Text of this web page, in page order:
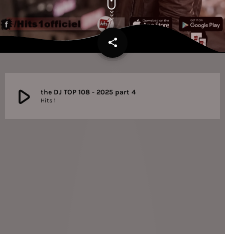
share
email
play_arrow the DJ TOP 108 - 2025 part 4
Hits 1